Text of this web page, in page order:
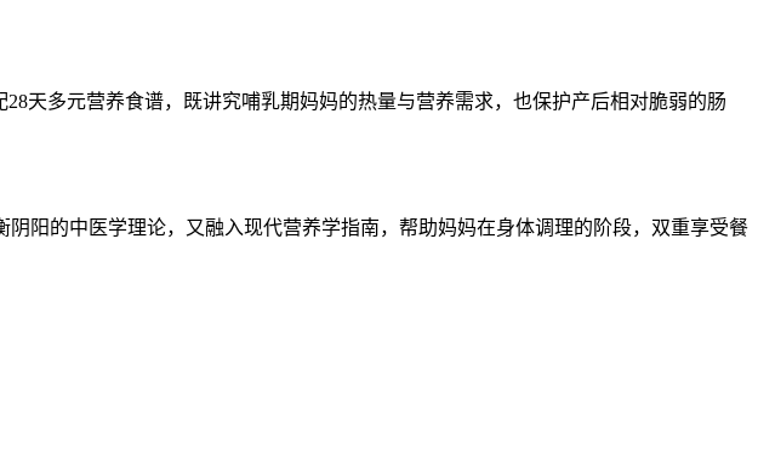
天多元营养食谱，既讲究哺乳期妈妈的热量与营养需求，也保护产后相对脆弱的肠
阳的中医学理论，又融入现代营养学指南，帮助妈妈在身体调理的阶段，双重享受餐